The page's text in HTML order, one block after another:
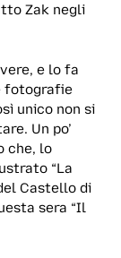
Zak negli
e lo fa
fotografie
unico non si
Un po’
che, lo
“La
Castello di
sera “Il